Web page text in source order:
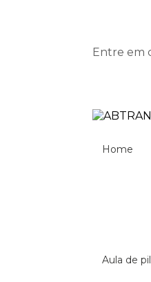
Entre em
Home
aula de